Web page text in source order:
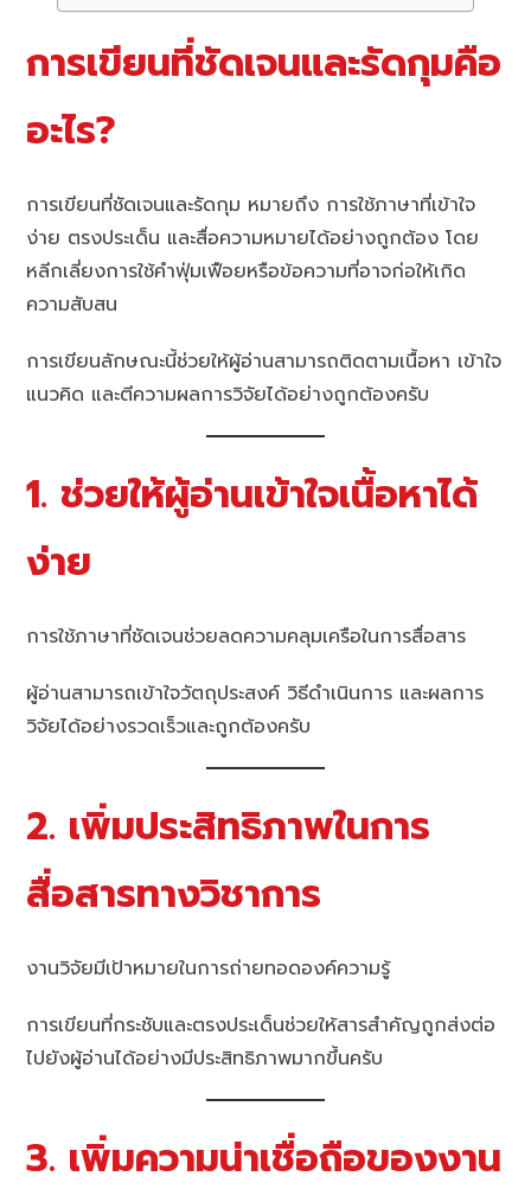
การเขียนที่ชัดเจนและรัดกุมคือ
อะไร?
การเขียนที่ชัดเจนและรัดกุม หมายถึง การใช้ภาษาที่เข้าใจ
ง่าย ตรงประเด็น และสื่อความหมายได้อย่างถูกต้อง โดย
หลีกเลี่ยงการใช้คำฟุ่มเฟือยหรือข้อความที่อาจก่อให้เกิด
ความสับสน
การเขียนลักษณะนี้ช่วยให้ผู้อ่านสามารถติดตามเนื้อหา เข้าใจ
แนวคิด และตีความผลการวิจัยได้อย่างถูกต้องครับ
1. ช่วยให้ผู้อ่านเข้าใจเนื้อหาได้
ง่าย
การใช้ภาษาที่ชัดเจนช่วยลดความคลุมเครือในการสื่อสาร
ผู้อ่านสามารถเข้าใจวัตถุประสงค์ วิธีดำเนินการ และผลการ
วิจัยได้อย่างรวดเร็วและถูกต้องครับ
2. เพิ่มประสิทธิภาพในการ
สื่อสารทางวิชาการ
งานวิจัยมีเป้าหมายในการถ่ายทอดองค์ความรู้
การเขียนที่กระชับและตรงประเด็นช่วยให้สารสำคัญถูกส่งต่อ
ไปยังผู้อ่านได้อย่างมีประสิทธิภาพมากขึ้นครับ
3. เพิ่มความน่าเชื่อถือของงาน